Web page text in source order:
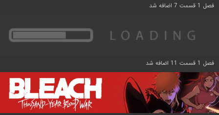
فصل 1 قسمت 7 اضافه شد
فصل 1 قسمت 11 اضافه شد